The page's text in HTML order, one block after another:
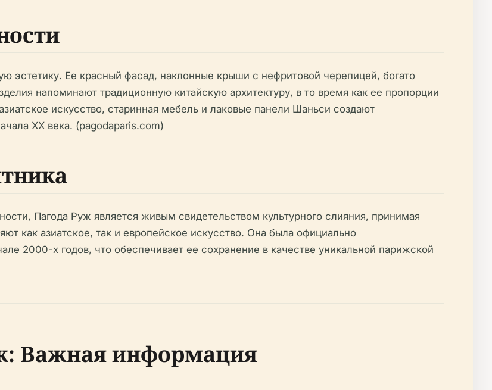
эстетику. Ее красный фасад, наклонные крыши с нефритовой черепицей, богато
напоминают традиционную китайскую архитектуру, в то время как ее пропорции
искусство, старинная мебель и лаковые панели Шаньси создают
XX века. (pagodaparis.com)
Пагода Руж является живым свидетельством культурного слияния, принимая
как азиатское, так и европейское искусство. Она была официально
2000-х годов, что обеспечивает ее сохранение в качестве уникальной парижской
Важная информация